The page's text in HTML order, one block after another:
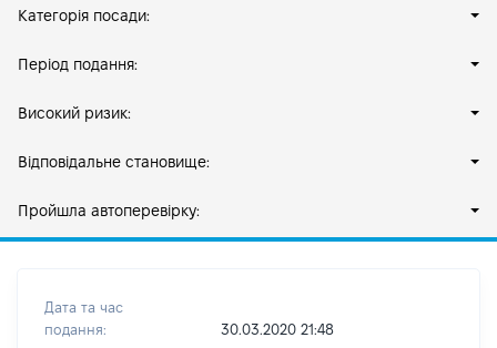
Категорія посади:
Період подання:
Високий ризик:
Відповідальне становище:
Пройшла автоперевірку:
Дата та час
подання:
30.03.2020 21:48